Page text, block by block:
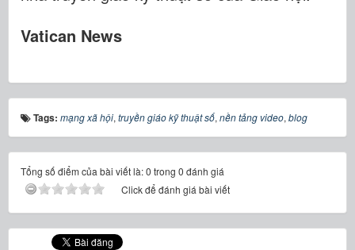
Vatican News
Tags: mạng xã hội, truyền giáo kỹ thuật số, nền tảng video, blog
Tổng số điểm của bài viết là: 0 trong 0 đánh giá
Click để đánh giá bài viết